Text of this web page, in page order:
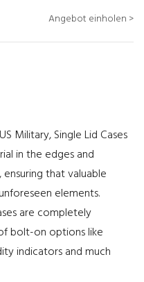
Angebot einholen >
Military, Single Lid Cases
in the edges and
that valuable
elements.
are completely
bolt-on options like
indicators and much